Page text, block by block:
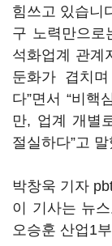
힘쓰고 있습니
구 노력만으로
석화업계 관계
둔화가 겹치
다”면서 “비핵
만, 업계 개별
절실하다”고
박창욱 기자
이 기사는 뉴
오승훈 산업1